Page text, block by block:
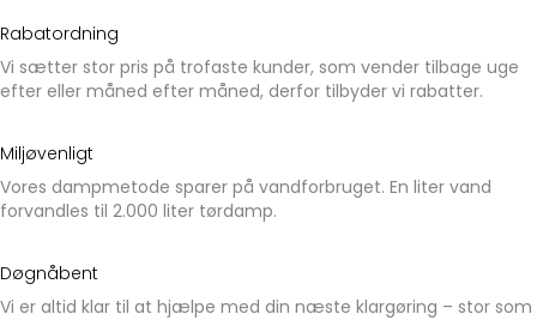
Rabatordning
Vi sætter stor pris på trofaste kunder, som vender tilbage uge
efter eller måned efter måned, derfor tilbyder vi rabatter.
Miljøvenligt
Vores dampmetode sparer på vandforbruget. En liter vand
forvandles til 2.000 liter tørdamp.
Døgnåbent
Vi er altid klar til at hjælpe med din næste klargøring – stor som